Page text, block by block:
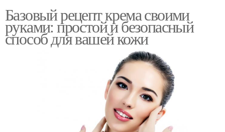
Базовый рецепт крема своими
руками: простой и безопасный
способ для вашей кожи